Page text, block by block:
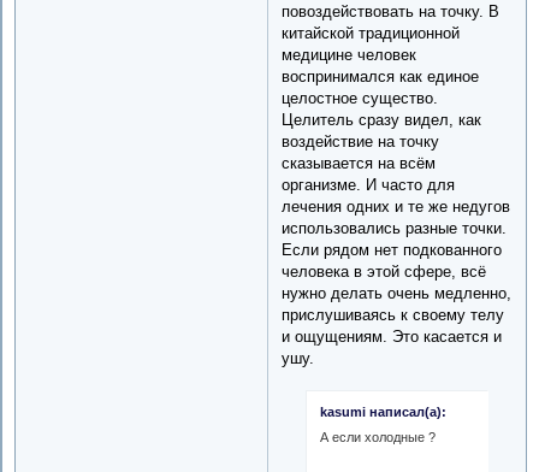
повоздействовать на точку. В
китайской традиционной
медицине человек
воспринимался как единое
целостное существо.
Целитель сразу видел, как
воздействие на точку
сказывается на всём
организме. И часто для
лечения одних и те же недугов
использовались разные точки.
Если рядом нет подкованного
человека в этой сфере, всё
нужно делать очень медленно,
прислушиваясь к своему телу
и ощущениям. Это касается и
ушу.
kasumi написал(а):
А если холодные ?